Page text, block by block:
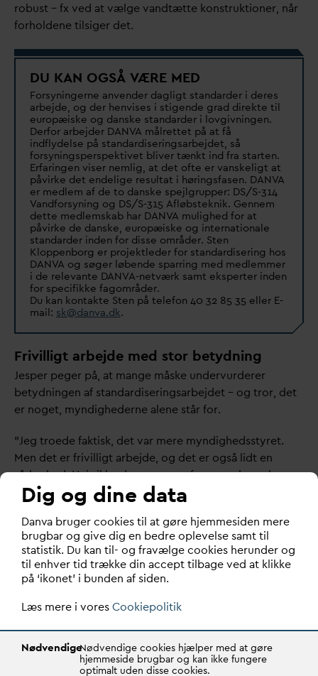
robust – fx ved at vælge vandtætte konstruktioner, når
forholdene tilsiger det.
DU KAN OGSÅ VÆRE MED
Forsyningerne anvender dagligt standarder i deres
arbejde, og der henvises i stigende grad direkte til
europæiske og danske standarder i lovgivningen.
Derfor arbejder DANVA målrettet på at få
indflydelse på standardiseringsarbejdet, så
forsyningsperspektivet bliver tænkt ind fra starten.
Erfaringen viser nemlig, at det ofte er vanskeligt at
påvirke det endelige resultat i høringsfasen. DANVA
er medlem af de to danske spejlgrupper: DS/S-314
Vandforsyning og DS/S-315 Afløbsteknik. Gennem
dette medlemskab har DANVA mulighed for at
påvirke de danske, europæiske og internationale
standarder inden for disse områder. Sten
Kloppenborg er projektleder for standardisering hos
DANVA og søger løbende sparring med medlemmer
i de relevante DANVA-netværk samt eksperter inden
for specifikke fagområder.
Du kan kontakte Sten på telefon 40 32 85 35 eller E-
mail: sk@danva.dk.
Frivilligt arbejde med stor betydning
Jesper peger på, at mange måske undervurderer
betydningen af standardiseringsarbejdet – og tror, det
er noget, myndighederne alene står for.
”Jeg troede faktisk, det var mere myndighedsstyret.
Men det er frivilligt arbejde, og det er også lidt en
sårbarhed. Hvis ikke der er nogen fra vores branche
med, så risikerer vi, at andredagsordener får for meget
indflydelse,” siger han.
For ham giver det derfor rigtig god mening, at
andselskaber prioriterer at være med – også selv om
det kræver ressourcer.
”Hvis vi ikke deltager, kan vi ikke sikre, at vores faglige
ændre større ting, når først normen kommer i høring.”
Når Jesper deltager i stan dardiseringsarbejdet, er det
Dig og dine data
Danva bruger cookies til at gøre hjemmesiden mere
brugbar og give dig en bedre oplevelse samt til
statistik. Du kan til- og fravælge cookies herunder og
til enhver tid trække din accept tilbage ved at klikke
på ‘ikonet’ i bunden af siden.
Læs mere i voresCookiepolitik
NødvendigeNødvendige cookies hjælper med at gøre
hjemmeside brugbar og kan ikke fungere
optimalt uden disse cookies.